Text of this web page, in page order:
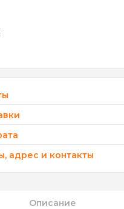
адрес и контакты
Описание